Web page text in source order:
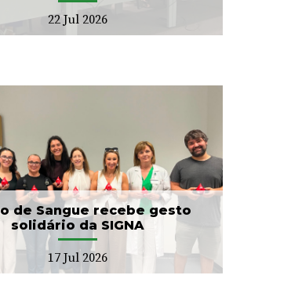
22 Jul 2026
de Sangue recebe gesto
solidário da SIGNA
17 Jul 2026